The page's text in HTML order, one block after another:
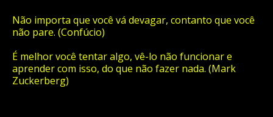
Não importa que você vá devagar, contanto que você
não pare. (Confúcio)
É melhor você tentar algo, vê-lo não funcionar e
aprender com isso, do que não fazer nada. (Mark
Zuckerberg)